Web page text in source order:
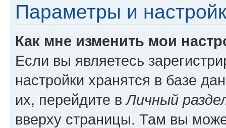
Параметры и
Как мне изменить мои
Если вы являетесь
настройки хранятся в базе
их, перейдите вЛичный
вверху страницы. Там вы